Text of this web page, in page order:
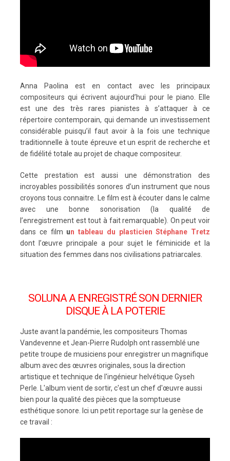
Anna Paolina est en contact avec les principaux
compositeurs qui écrivent aujourd’hui pour le piano. Elle
est une des très rares pianistes à s’attaquer à ce
répertoire contemporain, qui demande un investissement
considérable puisqu’il faut avoir à la fois une technique
traditionnelle à toute épreuve et un esprit de recherche et
de fidélité totale au projet de chaque compositeur.
Cette prestation est aussi une démonstration des
incroyables possibilités sonores d’un instrument que nous
croyons tous connaitre. Le film est à écouter dans le calme
avec une bonne sonorisation (la qualité de
l’enregistrement est tout à fait remarquable). On peut voir
dans ce film un tableau du plasticien Stéphane Tretz
dont l’œuvre principale a pour sujet le féminicide et la
situation des femmes dans nos civilisations patriarcales.
SOLUNA A ENREGISTRÉ SON DERNIER
DISQUE À LA POTERIE
Juste avant la pandémie, les compositeurs Thomas
Vandevenne et Jean-Pierre Rudolph ont rassemblé une
petite troupe de musiciens pour enregistrer un magnifique
album avec des œuvres originales, sous la direction
artistique et technique de l'ingénieur helvétique Gyseh
Perle. L'album vient de sortir, c'est un chef d'œuvre aussi
bien pour la qualité des pièces que la somptueuse
esthétique sonore. Ici un petit reportage sur la genèse de
ce travail :